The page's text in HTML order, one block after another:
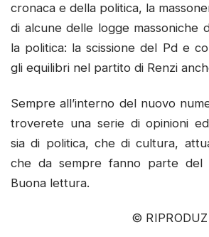
cronaca e della politica, la
di alcune delle logge massoniche
la politica: la scissione del Pd e
gli equilibri nel partito di Renzi
Sempre all’interno del nuovo
troverete una serie di opinioni
sia di politica, che di cultura,
che da sempre fanno parte del
Buona lettura.
©